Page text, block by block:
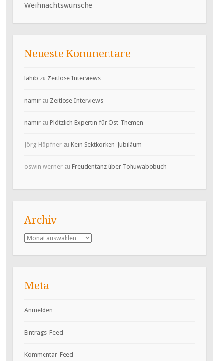
Weihnachtswünsche
Neueste Kommentare
lahib zu Zeitlose Interviews
namirzu Zeitlose Interviews
namirzu Plötzlich Expertin für Ost-Themen
Jörg Höpfnerzu Kein Sektkorken-Jubiläum
oswin wernerzu Freudentanz über Tohuwabobuch
Archiv
Archiv
Meta
Anmelden
Eintrags-Feed
Kommentar-Feed